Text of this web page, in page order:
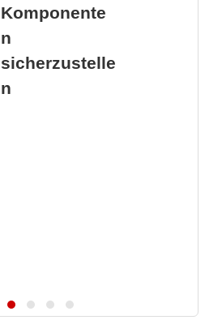
Komponente
n
sicherzustelle
n